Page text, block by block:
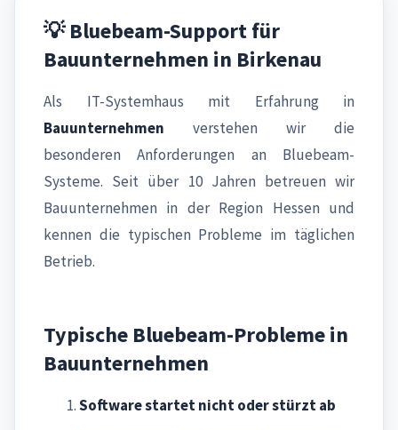
💡 Bluebeam-Support für
Bauunternehmen in Birkenau
Als IT-Systemhaus mit Erfahrung in
Bauunternehmen verstehen wir die
besonderen Anforderungen an Bluebeam-
Systeme. Seit über 10 Jahren betreuen wir
Bauunternehmen in der Region Hessen und
kennen die typischen Probleme im täglichen
Betrieb.
Typische Bluebeam-Probleme in
Bauunternehmen
Software startet nicht oder stürzt ab